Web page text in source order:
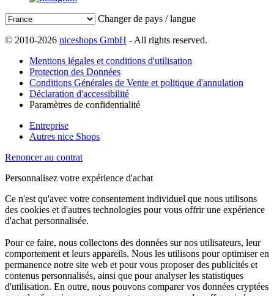
Changer de pays / langue
© 2010-2026 niceshops GmbH - All rights reserved.
Mentions légales et conditions d'utilisation
Protection des Données
Conditions Générales de Vente et politique d'annulation
Déclaration d'accessibilité
Paramètres de confidentialité
Entreprise
Autres nice Shops
Renoncer au contrat
Personnalisez votre expérience d'achat
Ce n'est qu'avec votre consentement individuel que nous utilisons
des cookies et d'autres technologies pour vous offrir une expérience
d'achat personnalisée.
Pour ce faire, nous collectons des données sur nos utilisateurs, leur
comportement et leurs appareils. Nous les utilisons pour optimiser en
permanence notre site web et pour vous proposer des publicités et
contenus personnalisés, ainsi que pour analyser les statistiques
d'utilisation. En outre, nous pouvons comparer vos données cryptées